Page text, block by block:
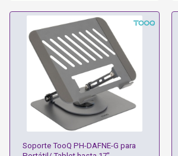
Soporte TooQ PH-DAFNE-G para